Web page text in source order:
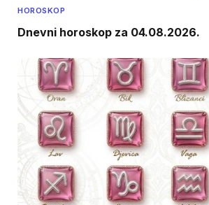
HOROSKOP
Dnevni horoskop za 04.08.2026.